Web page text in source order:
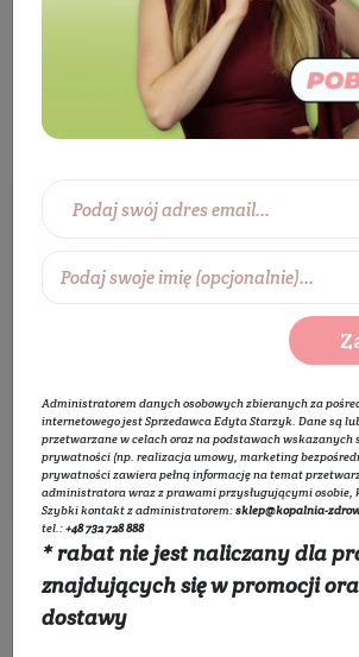
Płyn/Żel do
Wybierz zakres cen:
0 zł
Wybierz producentów:
Sortowanie:
Administratorem danych osobowych zbieranych za
internetowego jest Sprzedawca Edyta Starzyk. Dane są
przetwarzane w celach oraz na podstawach wskazanych
prywatności (np. realizacja umowy, marketing
prywatnościzawiera pełną informację na temat
administratora wraz z prawami przysługującymi osobie,
Szybki kontakt z administratorem:sklep@kopalnia-
tel.:+48 732 728 888
* rabat nie jest naliczany dla
znajdujących się w promocji
dostawy